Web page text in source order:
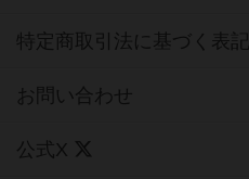
特定商取引法に基づく表記
お問い合わせ
公式X